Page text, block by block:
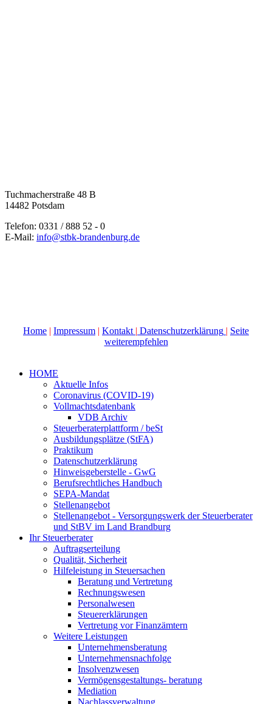
Tuchmacherstraße 48 B
14482 Potsdam
Telefon: 0331 / 888 52 - 0
E-Mail: info@stbk-brandenburg.de
Home | Impressum | Kontakt | Datenschutzerklärung | Seite
weiterempfehlen
HOME
Aktuelle Infos
Coronavirus (COVID-19)
Vollmachtsdatenbank
VDB Archiv
Steuerberaterplattform / beSt
Ausbildungsplätze (StFA)
Praktikum
Datenschutzerklärung
Hinweisgeberstelle - GwG
Berufsrechtliches Handbuch
SEPA-Mandat
Stellenangebot
Stellenangebot - Versorgungswerk der Steuerberater
und StBV im Land Brandburg
Ihr Steuerberater
Auftragserteilung
Qualität, Sicherheit
Hilfeleistung in Steuersachen
Beratung und Vertretung
Rechnungswesen
Personalwesen
Steuererklärungen
Vertretung vor Finanzämtern
Weitere Leistungen
Unternehmensberatung
Unternehmensnachfolge
Insolvenzwesen
Vermögensgestaltungs- beratung
Mediation
Nachlassverwaltung